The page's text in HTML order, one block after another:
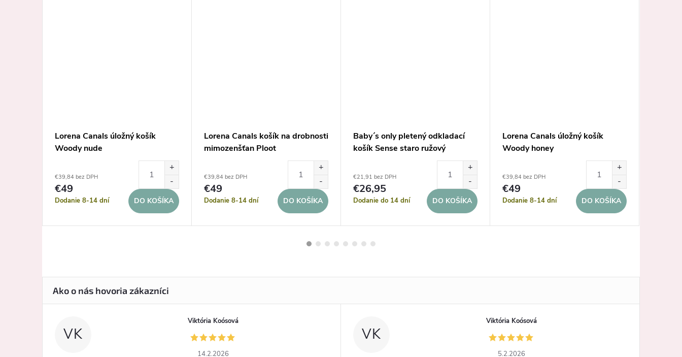
Lorena Canals úložný košík
Woody nude
€39,84 bez DPH
€49
Dodanie 8-14 dní DO KOŠÍKA
Lorena Canals košík na drobnosti
mimozenšťan Ploot
€39,84 bez DPH
€49
Dodanie 8-14 dní DO KOŠÍKA
Baby´s only pletený odkladací
košík Sense staro ružový
€21,91 bez DPH
€26,95
Dodanie do 14 dní DO KOŠÍKA
Lorena Canals úložný košík
Woody honey
€39,84 bez DPH
€49
Dodanie 8-14 dní DO KOŠÍKA
VK
Viktória Koósová
14.2.2026
VK
Viktória Koósová
5.2.2026